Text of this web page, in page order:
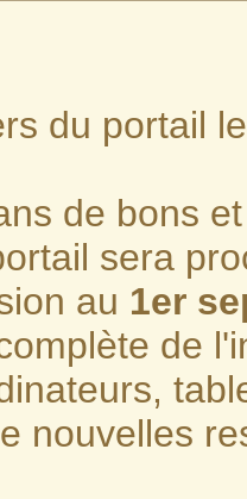
du portail
de bons
sera
au 1er
de
nouvelles